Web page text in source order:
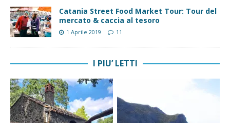
Catania Street Food Market Tour: Tour del
mercato & caccia al tesoro
1 Aprile 2019 11
I PIU’ LETTI